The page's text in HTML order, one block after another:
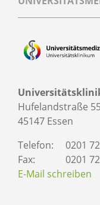
Hufelandstraße
45147 Essen
Telefon:
0201
Fax:
0201
E-Mail schreiben